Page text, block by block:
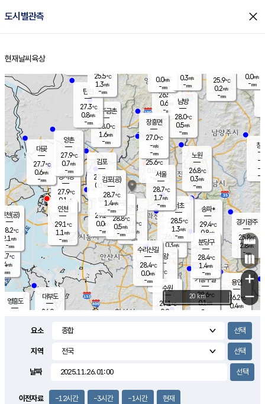
도시별관측 close
홈
현재날씨 육상
의도
℃
m/s
mm
영흥도
양주
26.5℃
0.6
-mm
과천
26.1℃
0.3m/s
- mm
용인
26.2℃
0.4m/s
경기광주
25.8℃
2.8m/s
-mm
1.4m/s
대부도
26.0
경서동
27.9℃
0.1 m/s
-mm
파주금촌
28.0℃
1.6m/s
-mm
25.9℃
0.2m/s
-mm
대곶
27.7℃
0.6m/s
-mm
창
-
-m/
-
탄현
27.3℃
0.8m/s
-mm
0.0m/s
-mm
의왕
- ℃
m/s
mm
김포
27.9℃
0.1 m/s
mm
광명
31.0
℃
0.4 m/s
-mm
부천
29.2℃
0.0m/s
-mm
양촌
27.9℃
0.7m/s
-mm
구로
28.8℃
0.5m/s
-mm
은평
25.6℃
0.0 m/s
- mm
노원
26.8℃
0.3m/s
-mm
송파*
29.4℃
0.8m/s
-mm
서초
28.5℃
1.3m/s
-mm
남방
28.0℃
0.5m/s
-mm
기흥구갈
28.6℃
0.1m/s
-
수리산길
28.4℃
0.0m/s
-mm
분당구
28.4℃
1.4m/s
-mm
장흥면
27.0℃
-m/s
-mm
0.0m/s
-mm
인천(공)
28.2℃
2.1 m/s
-mm
김포(공)
28.7℃
1.4m/s
-mm
수원
27.1℃
0.9m/s
인천
29.1℃
1.1 m/s
-mm
서울
28.7℃
1.7m/s
-mm
25.5℃
1.3m/s
-mm
0.3m/s
-mm
+
−
20 km
요소
지역
날짜
이전자료 -12시간 -3시간 -1시간 현재